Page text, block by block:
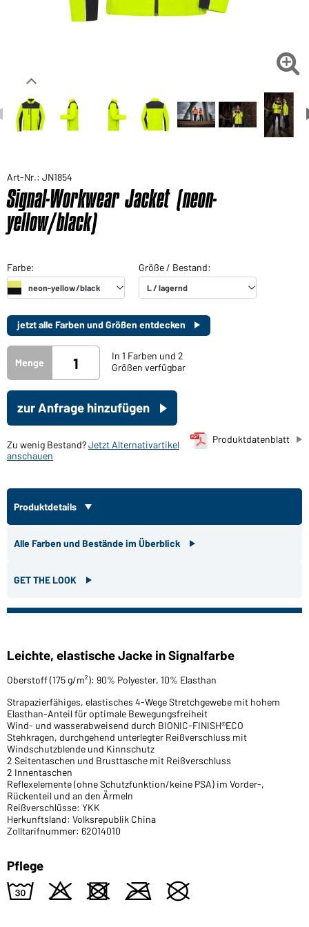

Art-Nr.: JN1854
Signal-Workwear Jacket (neon-
yellow/black)
jetzt alle Farben und Größen entdecken
Menge
In 1 Farben und 2
Größen verfügbar
zur Anfrage hinzufügen
Produktdatenblatt
Zu wenig Bestand?Jetzt Alternativartikel
anschauen
Produktdetails
Alle Farben und Bestände im Überblick
GET THE LOOK
Leichte, elastische Jacke in Signalfarbe
Oberstoff (175 g/m²): 90% Polyester, 10% Elasthan
Strapazierfähiges, elastisches 4-Wege Stretchgewebe mit hohem
Elasthan-Anteil für optimale Bewegungsfreiheit
Wind- und wasserabweisend durch BIONIC-FINISH®ECO
Stehkragen, durchgehend unterlegter Reißverschluss mit
Windschutzblende und Kinnschutz
2 Seitentaschen und Brusttasche mit Reißverschluss
2 Innentaschen
Reflexelemente (ohne Schutzfunktion/keine PSA) im Vorder-,
Rückenteil und an den Ärmeln
Reißverschlüsse: YKK
Herkunftsland: Volksrepublik China
Zolltarifnummer: 62014010
Pflege
w o d m U